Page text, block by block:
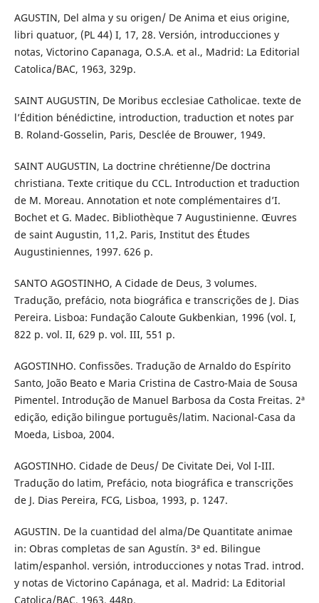
AGUSTIN, Del alma y su origen/ De Anima et eius origine,
libri quatuor, (PL 44) I, 17, 28. Versión, introducciones y
notas, Victorino Capanaga, O.S.A. et al., Madrid: La Editorial
Catolica/BAC, 1963, 329p.
SAINT AUGUSTIN, De Moribus ecclesiae Catholicae. texte de
l’Édition bénédictine, introduction, traduction et notes par
B. Roland-Gosselin, Paris, Desclée de Brouwer, 1949.
SAINT AUGUSTIN, La doctrine chrétienne/De doctrina
christiana. Texte critique du CCL. Introduction et traduction
de M. Moreau. Annotation et note complémentaires d’I.
Bochet et G. Madec. Bibliothèque 7 Augustinienne. Œuvres
de saint Augustin, 11,2. Paris, Institut des Études
Augustiniennes, 1997. 626 p.
SANTO AGOSTINHO, A Cidade de Deus, 3 volumes.
Tradução, prefácio, nota biográfica e transcrições de J. Dias
Pereira. Lisboa: Fundação Caloute Gukbenkian, 1996 (vol. I,
822 p. vol. II, 629 p. vol. III, 551 p.
AGOSTINHO. Confissões. Tradução de Arnaldo do Espírito
Santo, João Beato e Maria Cristina de Castro-Maia de Sousa
Pimentel. Introdução de Manuel Barbosa da Costa Freitas. 2ª
edição, edição bilingue português/latim. Nacional-Casa da
Moeda, Lisboa, 2004.
AGOSTINHO. Cidade de Deus/ De Civitate Dei, Vol I-III.
Tradução do latim, Prefácio, nota biográfica e transcrições
de J. Dias Pereira, FCG, Lisboa, 1993, p. 1247.
AGUSTIN. De la cuantidad del alma/De Quantitate animae
in: Obras completas de san Agustín. 3ª ed. Bilingue
latim/espanhol. versión, introducciones y notas Trad. introd.
y notas de Victorino Capánaga, et al. Madrid: La Editorial
Catolica/BAC, 1963, 448p.